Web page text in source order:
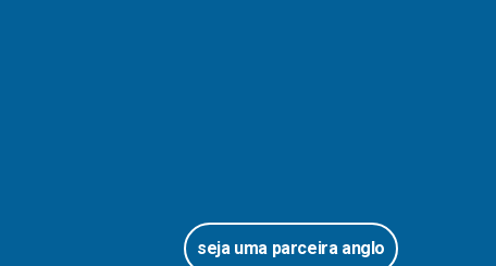
seja uma parceira anglo